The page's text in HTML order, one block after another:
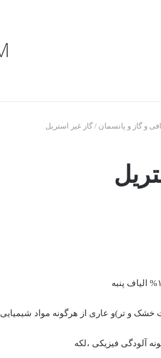
و گاز و پانسمان / گاز غیر استریل
خشک و تر)و عاری از هرگونه مواد شیمیایی
آلودگی فیزیکی ،لکه